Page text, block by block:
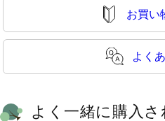
お買い
よく
よく一緒に購入